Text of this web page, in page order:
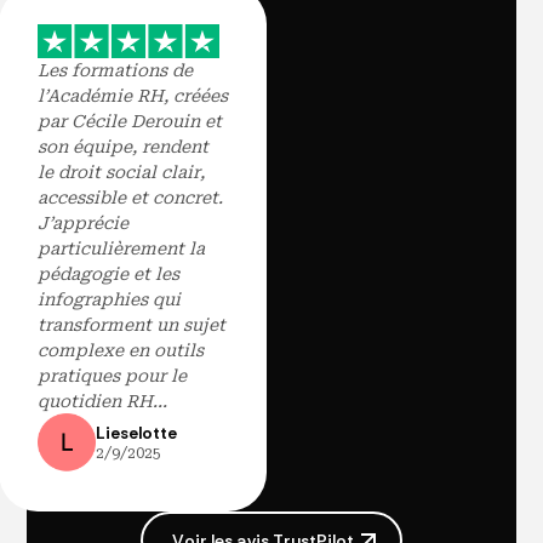
Les formations de
l’Académie RH, créées
par Cécile Derouin et
son équipe, rendent
le droit social clair,
accessible et concret.
J’apprécie
particulièrement la
pédagogie et les
infographies qui
transforment un sujet
complexe en outils
pratiques pour le
quotidien RH...
Lieselotte
2/9/2025